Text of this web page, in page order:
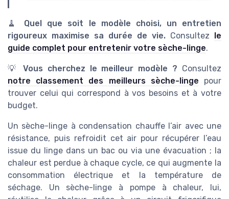
🧹 Quel que soit le modèle choisi, un entretien
rigoureux maximise sa durée de vie. Consultez le
guide complet pour entretenir votre sèche-linge.
💡 Vous cherchez le meilleur modèle ? Consultez
notre classement des meilleurs sèche-linge pour
trouver celui qui correspond à vos besoins et à votre
budget.
Un sèche-linge à condensation chauffe l’air avec une
résistance, puis refroidit cet air pour récupérer l’eau
issue du linge dans un bac ou via une évacuation ; la
chaleur est perdue à chaque cycle, ce qui augmente la
consommation électrique et la température de
séchage. Un sèche-linge à pompe à chaleur, lui,